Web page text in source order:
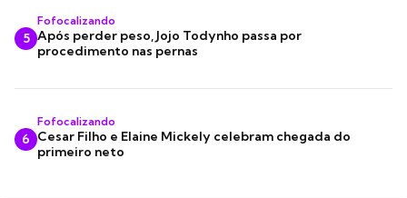
5
Fofocalizando
Após perder peso, Jojo Todynho passa por
procedimento nas pernas
6
Fofocalizando
Cesar Filho e Elaine Mickely celebram chegada do
primeiro neto